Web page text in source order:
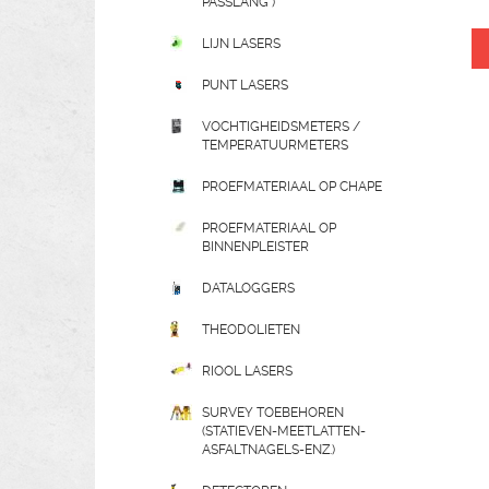
LIJN LASERS
PUNT LASERS
VOCHTIGHEIDSMETERS /
TEMPERATUURMETERS
PROEFMATERIAAL OP CHAPE
PROEFMATERIAAL OP
BINNENPLEISTER
DATALOGGERS
THEODOLIETEN
RIOOL LASERS
SURVEY TOEBEHOREN
(STATIEVEN-MEETLATTEN-
ASFALTNAGELS-ENZ.)